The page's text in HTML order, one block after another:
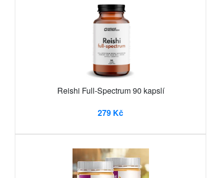
Reishi Full-Spectrum 90 kapslí
279 Kč